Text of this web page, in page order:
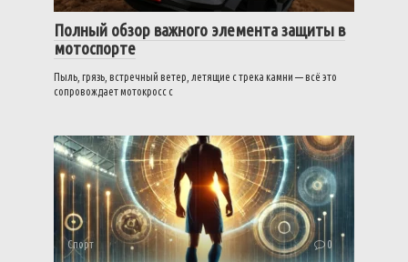
Полный обзор важного элемента защиты в
мотоспорте
Пыль, грязь, встречный ветер, летящие с трека камни — всё это
сопровождает мотокросс с
Спорт 0